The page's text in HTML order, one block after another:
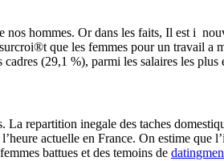
hommes. Or dans les faits, Il est i
que les femmes pour un travail a
(29,1 %), parmi les salaires les plus
repartition inegale des taches
actuelle en France. On estime que
battues et des temoins de